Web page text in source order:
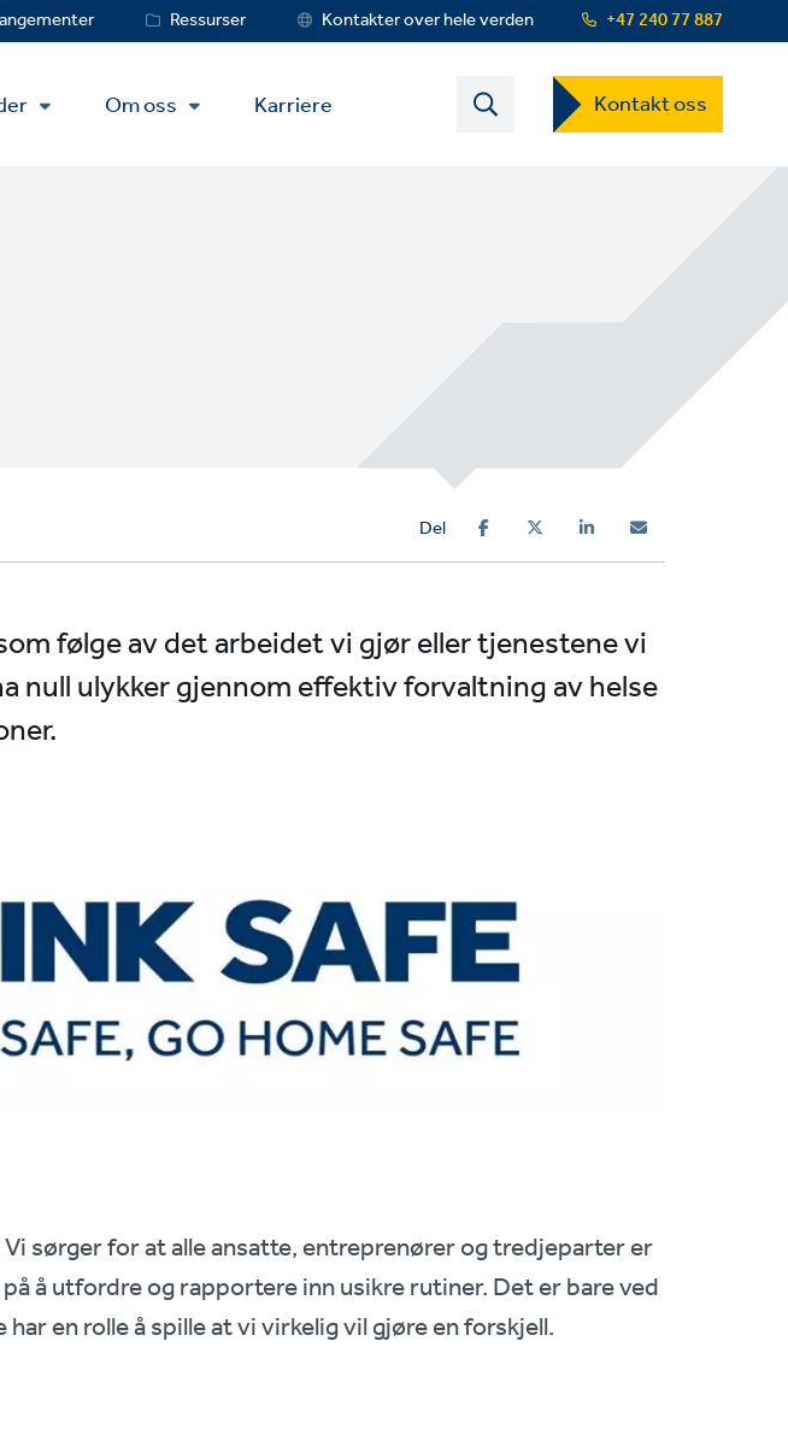
+47 240 77 887
Ressurser Kontakter over hele verden
Om oss Karriere Contact
US
Dropdown
Kontakt oss
Del
følge av det arbeidet vi gjør eller tjenestene vi
null ulykker gjennom effektiv forvaltning av helse
sørger for at alle ansatte, entreprenører og tredjeparter er
å utfordre og rapportere inn usikre rutiner. Det er bare ved
en rolle å spille at vi virkelig vil gjøre en forskjell.